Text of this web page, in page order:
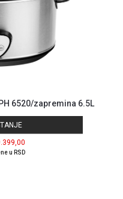
6520/zapremina 6.5L
u RSD